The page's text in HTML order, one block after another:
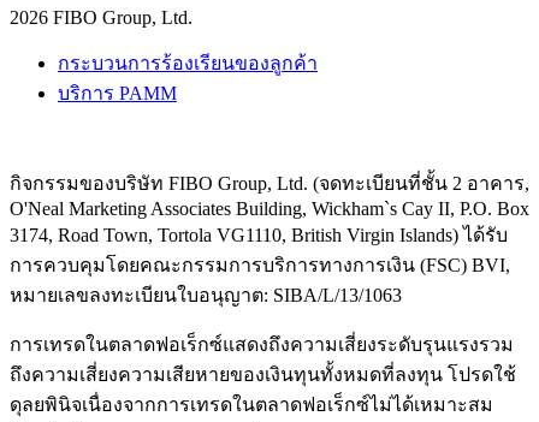
2026 FIBO Group, Ltd.
กระบวนการร้องเรียนของลูกค้า
บริการ PAMM
กิจกรรมของบริษัท FIBO Group, Ltd. (จดทะเบียนที่ชั้น 2 อาคาร,
O'Neal Marketing Associates Building, Wickham`s Cay II, P.O. Box
3174, Road Town, Tortola VG1110, British Virgin Islands) ได้รับ
การควบคุมโดยคณะกรรมการบริการทางการเงิน (FSC) BVI,
หมายเลขลงทะเบียนใบอนุญาต: SIBA/L/13/1063
การเทรดในตลาดฟอเร็กซ์แสดงถึงความเสี่ยงระดับรุนแรงรวม
ถึงความเสี่ยงความเสียหายของเงินทุนทั้งหมดที่ลงทุน โปรดใช้
ดุลยพินิจเนื่องจากการเทรดในตลาดฟอเร็กซ์ไม่ได้เหมาะสม